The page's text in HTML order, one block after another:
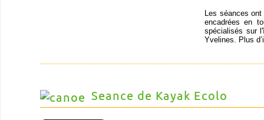
Les séances
encadrées en
spécialisés sur
Yvelines. Plus
Seance de Kayak Ecolo